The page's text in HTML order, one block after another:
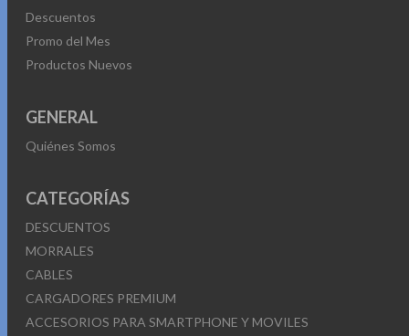
Descuentos
Promo del Mes
Productos Nuevos
GENERAL
Quiénes Somos
CATEGORÍAS
DESCUENTOS
MORRALES
CABLES
CARGADORES PREMIUM
ACCESORIOS PARA SMARTPHONE Y MOVILES